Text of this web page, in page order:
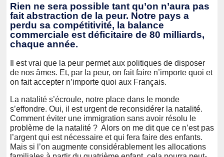
Rien ne sera possible tant qu’on n’aura pas
fait abstraction de la peur. Notre pays a
perdu sa compétitivité, la balance
commerciale est déficitaire de 80 milliards,
chaque année.
Il est vrai que la peur permet aux politiques de disposer
de nos âmes. Et, par la peur, on fait faire n’importe quoi et
on fait accepter n’importe quoi aux Français.
La natalité s’écroule, notre place dans le monde
s’effondre. Oui, il est urgent de reconsidérer la natalité.
Comment éviter une immigration sans avoir résolu le
problème de la natalité ? Alors on me dit que ce n’est pas
l’argent qui est nécessaire et qui fera faire des enfants.
Mais si l’on augmente considérablement les allocations